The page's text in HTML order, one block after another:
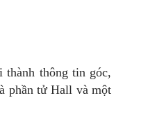
thông tin góc,
phần tử Hall và một